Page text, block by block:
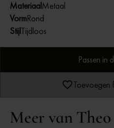
MateriaalMetaal
VormRond
StijlTijdloos
Passen in
Toevoegen
Meer van Theo